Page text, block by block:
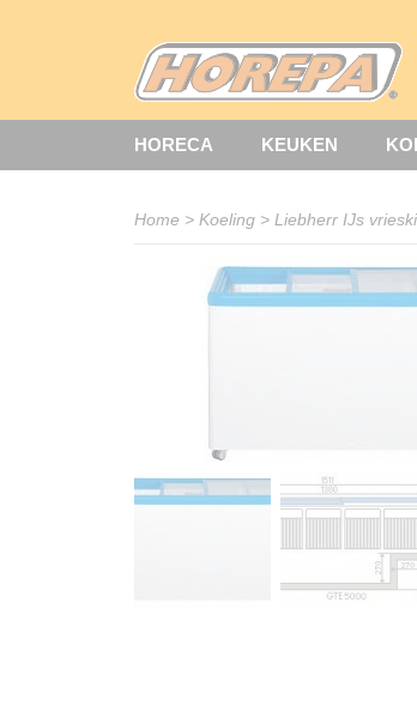
HORECA KEUKEN
Home > Koeling > Liebherr IJs